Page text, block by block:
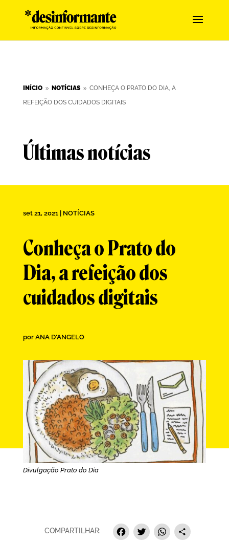
INÍCIO 9 NOTÍCIAS 9 CONHEÇA O PRATO DO DIA, A
REFEIÇÃO DOS CUIDADOS DIGITAIS
Últimas notícias
set 21, 2021| NOTÍCIAS
Conheça o Prato do
Dia, a refeição dos
cuidados digitais
por ANA D'ANGELO
Divulgação Prato do Dia
COMPARTILHAR: Facebook
Twitter